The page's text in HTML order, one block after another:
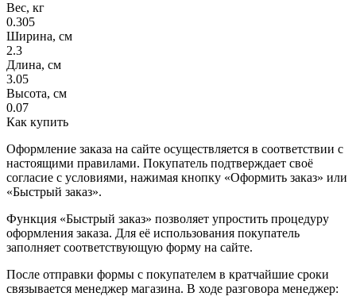
Вес, кг
0.305
Ширина, см
2.3
Длина, см
3.05
Высота, см
0.07
Как купить
Оформление заказа на сайте осуществляется в соответствии с
настоящими правилами. Покупатель подтверждает своё
согласие с условиями, нажимая кнопку «Оформить заказ» или
«Быстрый заказ».
Функция «Быстрый заказ» позволяет упростить процедуру
оформления заказа. Для её использования покупатель
заполняет соответствующую форму на сайте.
После отправки формы с покупателем в кратчайшие сроки
связывается менеджер магазина. В ходе разговора менеджер: